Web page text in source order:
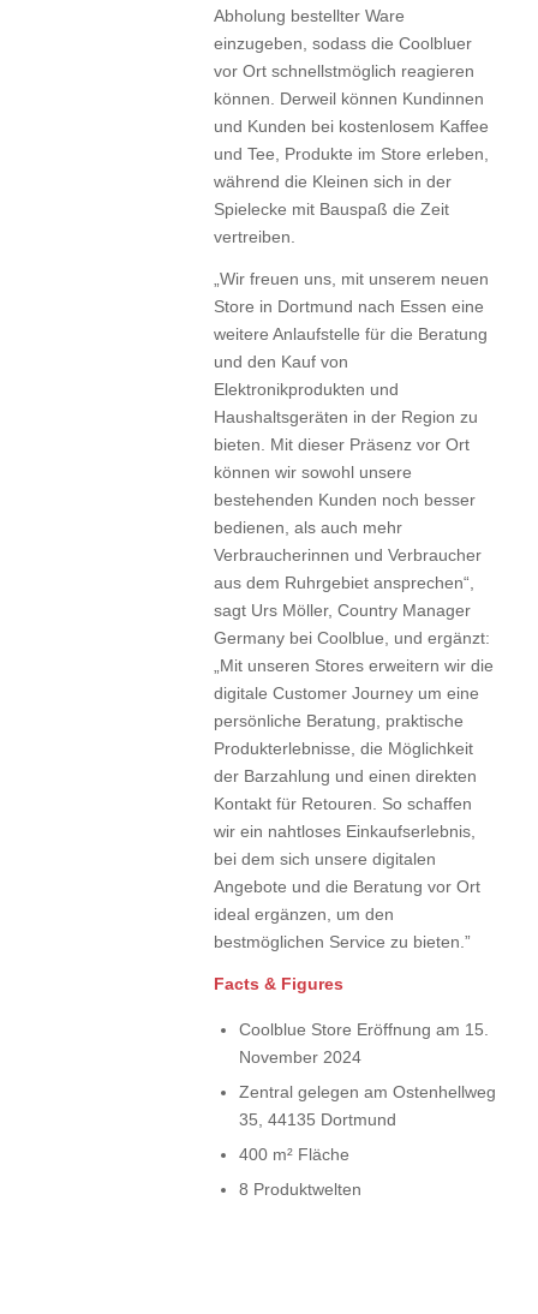
Abholung bestellter Ware
einzugeben, sodass die Coolbluer
vor Ort schnellstmöglich reagieren
können. Derweil können Kundinnen
und Kunden bei kostenlosem Kaffee
und Tee, Produkte im Store erleben,
während die Kleinen sich in der
Spielecke mit Bauspaß die Zeit
vertreiben.
„Wir freuen uns, mit unserem neuen
Store in Dortmund nach Essen eine
weitere Anlaufstelle für die Beratung
und den Kauf von
Elektronikprodukten und
Haushaltsgeräten in der Region zu
bieten. Mit dieser Präsenz vor Ort
können wir sowohl unsere
bestehenden Kunden noch besser
bedienen, als auch mehr
Verbraucherinnen und Verbraucher
aus dem Ruhrgebiet ansprechen“,
sagt Urs Möller, Country Manager
Germany bei Coolblue, und ergänzt:
„Mit unseren Stores erweitern wir die
digitale Customer Journey um eine
persönliche Beratung, praktische
Produkterlebnisse, die Möglichkeit
der Barzahlung und einen direkten
Kontakt für Retouren. So schaffen
wir ein nahtloses Einkaufserlebnis,
bei dem sich unsere digitalen
Angebote und die Beratung vor Ort
ideal ergänzen, um den
bestmöglichen Service zu bieten.”
Facts & Figures
Coolblue Store Eröffnung am 15.
November 2024
Zentral gelegen am Ostenhellweg
35, 44135 Dortmund
400 m² Fläche
8 Produktwelten